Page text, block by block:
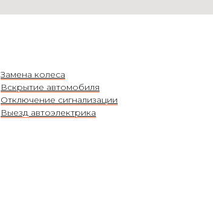
Замена колеса
Вскрытие автомобиля
Отключение сигнализации
Выезд автоэлектрика